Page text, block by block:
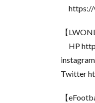
https://
【
HP
Twitter
【